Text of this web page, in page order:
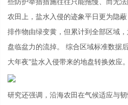
农田上，盐水入侵的迹象平日更为隐
排作物由绿变黄，但累计到全部区域
盘临盆力的流掉。 综合区域标准数据
大年夜”盐水入侵带来的地盘转换效应。
研究还强调，沿海农田在气候适应与韧